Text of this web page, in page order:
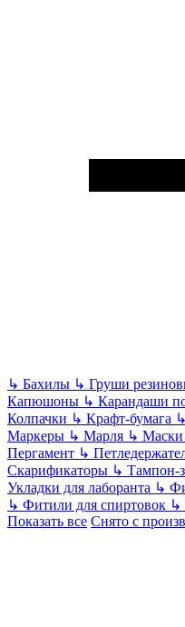
↳ Бахилы ↳ Груши
Капюшоны ↳ Карандаши
Колпачки ↳ Крафт-бумага ↳
Маркеры ↳ Марля ↳ Маски
Пергамент ↳
Скарификаторы ↳ Тампон-
Укладки для лаборанта ↳
↳ Фитили для спиртовок ↳
Показать все Снято с